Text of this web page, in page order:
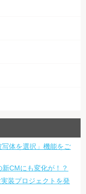
体を選択」機能をご
CMにも変化が！？
装プロジェクトを発